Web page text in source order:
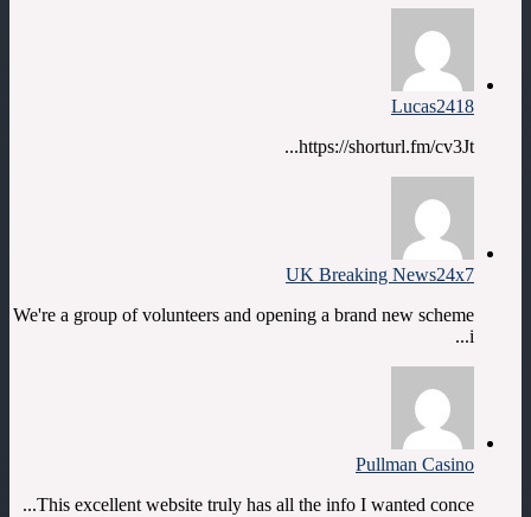
Lucas2418
https://shorturl.fm/cv3Jt...
UK Breaking News24x7
We're a group of volunteers and opening a brand new scheme
i...
Pullman Casino
This excellent website truly has all the info I wanted conce...